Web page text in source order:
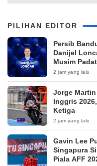
PILIHAN EDITOR
Persib
Danijel
Musim Padat
2 jam yang lalu
Jorge
Inggris
Ketiga
2 jam yang lalu
Gavin Lee
Singapura
Piala AFF